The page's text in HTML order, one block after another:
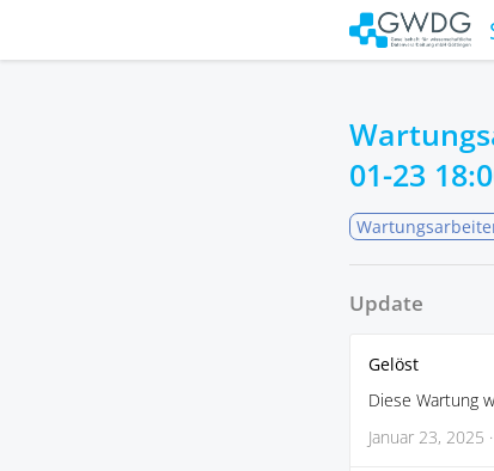
01-23
Update
Gelöst
Diese Wartung
Januar 23, 2025